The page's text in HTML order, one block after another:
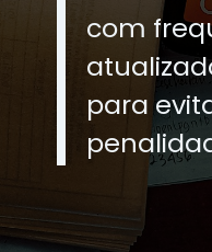
com
para